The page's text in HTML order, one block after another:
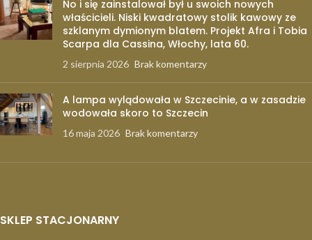
No i się zainstalował był u swoich nowych
właścicieli. Niski kwadratowy stolik kawowy ze
szklanym dymionym blatem. Projekt Afra i Tobia
Scarpa dla Cassina, Włochy, lata 60.
2 sierpnia 2026 Brak komentarzy
A lampa wylądowała w Szczecinie, a w zasadzie
wodowała skoro to Szczecin
16 maja 2026 Brak komentarzy
SKLEP STACJONARNY